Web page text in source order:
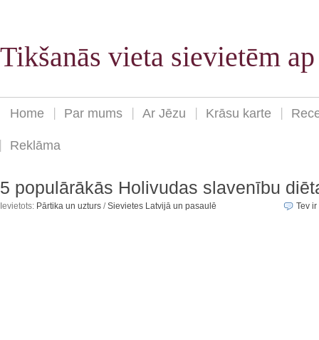
Tikšanās vieta sievietēm
Home Par mums Ar Jēzu Krāsu karte
Reklāma
5 populārākās Holivudas slavenību
Ievietots: Pārtika un uzturs /Sievietes Latvijā un pasaulē Tev ir